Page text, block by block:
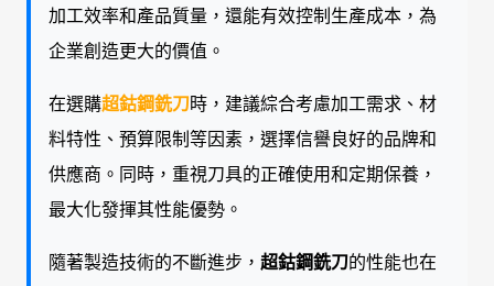
加工效率和產品質量，還能有效控制生產成本，為
企業創造更大的價值。
在選購超鈷鋼銑刀時，建議綜合考慮加工需求、材
料特性、預算限制等因素，選擇信譽良好的品牌和
供應商。同時，重視刀具的正確使用和定期保養，
最大化發揮其性能優勢。
隨著製造技術的不斷進步， 超鈷鋼銑刀的性能也在